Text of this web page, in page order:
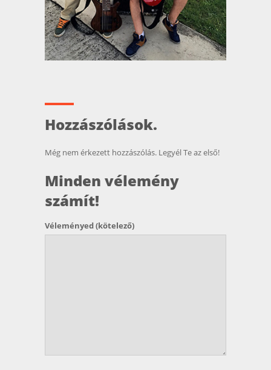
Hozzászólások.
Még nem érkezett hozzászólás. Legyél Te az első!
Minden vélemény
számít!
Véleményed(kötelező)